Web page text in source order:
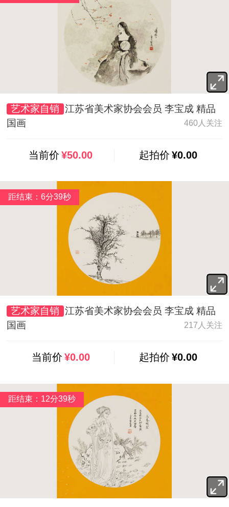
艺术家自销 江苏省美术家协会会员 李宝成 精品
国画
460人关注
当前价 ¥50.00 起拍价 ¥0.00
艺术家自销 江苏省美术家协会会员 李宝成 精品
国画
217人关注
当前价 ¥0.00 起拍价 ¥0.00
距结束：6分37秒
距结束：12分37秒